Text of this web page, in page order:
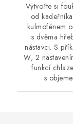
Vytvořte si
od
kulmofénem
s dvěma
nástavci. S
W, 2
funkcí
s